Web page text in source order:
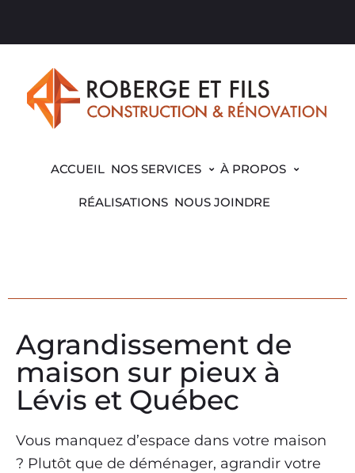
ACCUEIL NOS SERVICES À PROPOS
RÉALISATIONS NOUS JOINDRE
Agrandissement de
maison sur pieux à
Lévis et Québec
Vous manquez d’espace dans votre maison
? Plutôt que de déménager, agrandir votre